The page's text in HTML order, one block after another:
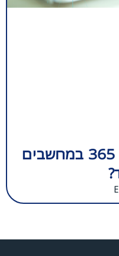
איך מטמיעים אופיס 365 במחשבים